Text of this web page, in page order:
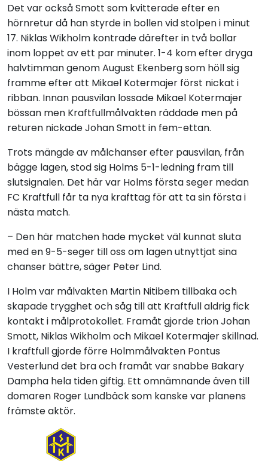
Det var också Smott som kvitterade efter en
hörnretur då han styrde in bollen vid stolpen i minut
17. Niklas Wikholm kontrade därefter in två bollar
inom loppet av ett par minuter. 1-4 kom efter dryga
halvtimman genom August Ekenberg som höll sig
framme efter att Mikael Kotermajer först nickat i
ribban. Innan pausvilan lossade Mikael Kotermajer
bössan men Kraftfullmålvakten räddade men på
returen nickade Johan Smott in fem-ettan.
Trots mängde av målchanser efter pausvilan, från
bägge lagen, stod sig Holms 5-1-ledning fram till
slutsignalen. Det här var Holms första seger medan
FC Kraftfull får ta nya krafttag för att ta sin första i
nästa match.
– Den här matchen hade mycket väl kunnat sluta
med en 9-5-seger till oss om lagen utnyttjat sina
chanser bättre, säger Peter Lind.
I Holm var målvakten Martin Nitibem tillbaka och
skapade trygghet och såg till att Kraftfull aldrig fick
kontakt i målprotokollet. Framåt gjorde trion Johan
Smott, Niklas Wikholm och Mikael Kotermajer skillnad.
I kraftfull gjorde förre Holmmålvakten Pontus
Vesterlund det bra och framåt var snabbe Bakary
Dampha hela tiden giftig. Ett omnämnande även till
domaren Roger Lundbäck som kanske var planens
främste aktör.